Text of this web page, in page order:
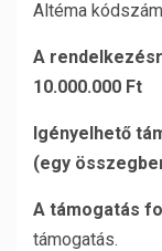
Altéma
A
10.000.000 Ft
Igényelhető
(egy
A támogatás
támogatás.